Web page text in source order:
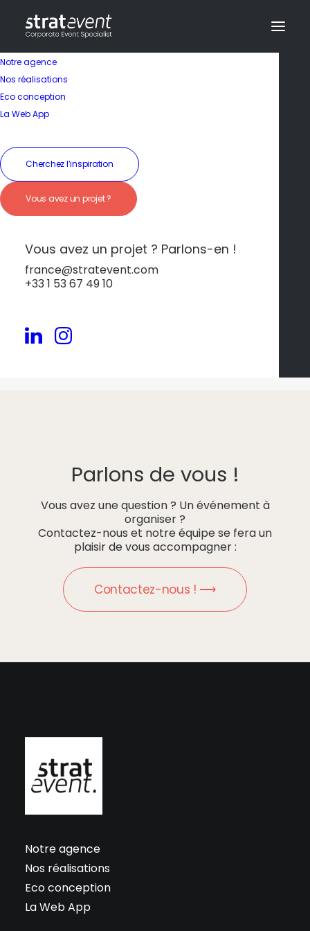
Notre agence
Nos réalisations
Eco conception
La Web App
Cherchez l’inspiration
Vous avez un projet ?
Vous avez un projet ? Parlons-en !
france@stratevent.com
+33 1 53 67 49 10
Une région idéale
pour un séjour
convivial
In Bourgogne
de partage, la Bourgogne invite à la douceur de
vivre.
Parlons de vous !
Vous avez une question ? Un événement à
organiser ?
Contactez-nous et notre équipe se fera un
plaisir de vous accompagner :
Contactez-nous ! ⟶
Notre agence
Nos réalisations
Eco conception
La Web App